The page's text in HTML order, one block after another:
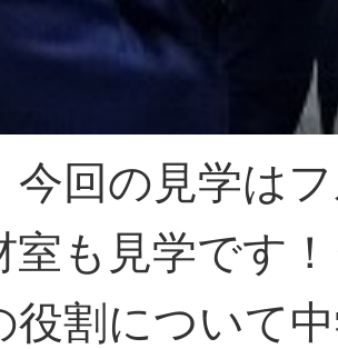
今回の見学は
室も見学です
役割について